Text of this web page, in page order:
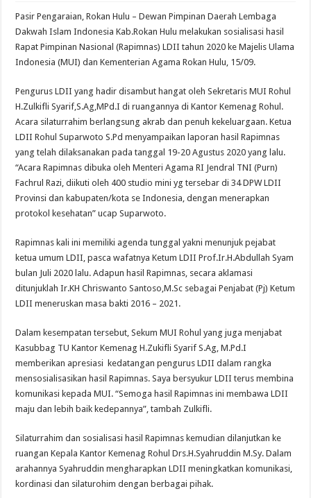
Pasir Pengaraian, Rokan Hulu – Dewan Pimpinan Daerah Lembaga
Dakwah Islam Indonesia Kab.Rokan Hulu melakukan sosialisasi hasil
Rapat Pimpinan Nasional (Rapimnas) LDII tahun 2020 ke Majelis Ulama
Indonesia (MUI) dan Kementerian Agama Rokan Hulu, 15/09.
Pengurus LDII yang hadir disambut hangat oleh Sekretaris MUI Rohul
H.Zulkifli Syarif,S.Ag,MPd.I di ruangannya di Kantor Kemenag Rohul.
Acara silaturrahim berlangsung akrab dan penuh kekeluargaan. Ketua
LDII Rohul Suparwoto S.Pd menyampaikan laporan hasil Rapimnas
yang telah dilaksanakan pada tanggal 19-20 Agustus 2020 yang lalu.
“Acara Rapimnas dibuka oleh Menteri Agama RI Jendral TNI (Purn)
Fachrul Razi, diikuti oleh 400 studio mini yg tersebar di 34 DPW LDII
Provinsi dan kabupaten/kota se Indonesia, dengan menerapkan
protokol kesehatan” ucap Suparwoto.
Rapimnas kali ini memiliki agenda tunggal yakni menunjuk pejabat
ketua umum LDII, pasca wafatnya Ketum LDII Prof.Ir.H.Abdullah Syam
bulan Juli 2020 lalu. Adapun hasil Rapimnas, secara aklamasi
ditunjuklah Ir.KH Chriswanto Santoso,M.Sc sebagai Penjabat (Pj) Ketum
LDII meneruskan masa bakti 2016 – 2021.
Dalam kesempatan tersebut, Sekum MUI Rohul yang juga menjabat
Kasubbag TU Kantor Kemenag H.Zukifli Syarif S.Ag, M.Pd.I
memberikan apresiasi kedatangan pengurus LDII dalam rangka
mensosialisasikan hasil Rapimnas. Saya bersyukur LDII terus membina
komunikasi kepada MUI. “Semoga hasil Rapimnas ini membawa LDII
maju dan lebih baik kedepannya”, tambah Zulkifli.
Silaturrahim dan sosialisasi hasil Rapimnas kemudian dilanjutkan ke
ruangan Kepala Kantor Kemenag Rohul Drs.H.Syahruddin M.Sy. Dalam
arahannya Syahruddin mengharapkan LDII meningkatkan komunikasi,
kordinasi dan silaturohim dengan berbagai pihak.